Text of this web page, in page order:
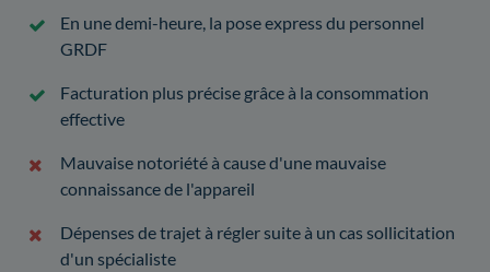
En une demi-heure, la pose express du personnel
GRDF
Facturation plus précise grâce à la consommation
effective
Mauvaise notoriété à cause d'une mauvaise
connaissance de l'appareil
Dépenses de trajet à régler suite à un cas sollicitation
d'un spécialiste